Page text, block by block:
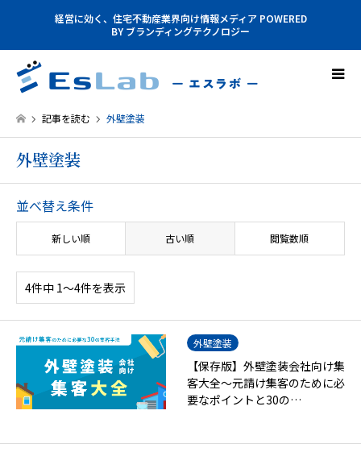
経営に効く、住宅不動産業界向け情報メディア POWERED
BY ブランディングテクノロジー
記事を読む 外壁塗装
外壁塗装
並べ替え条件
新しい順 古い順 閲覧数順
4件中 1〜4件を表示
外壁塗装
【保存版】外壁塗装会社向け集
客大全～元請け集客のために必
要なポイントと30の…